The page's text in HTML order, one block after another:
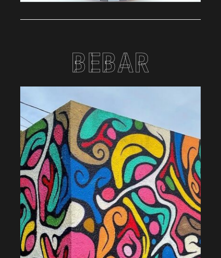
BEBAR